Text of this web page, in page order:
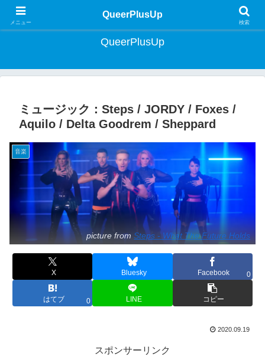
クィア・ライフスタイルマガジン | Lifestyle Magazine for Queer Japan
QueerPlusUp
ミュージック：Steps / JORDY / Foxes /
Aquilo / Delta Goodrem / Sheppard
音楽
picture fromSteps - What The Future Holds
X Bluesky Facebook 0
はてブ 0 LINE コピー
2020.09.19
スポンサーリンク
メニュー
QueerPlusUp
検索